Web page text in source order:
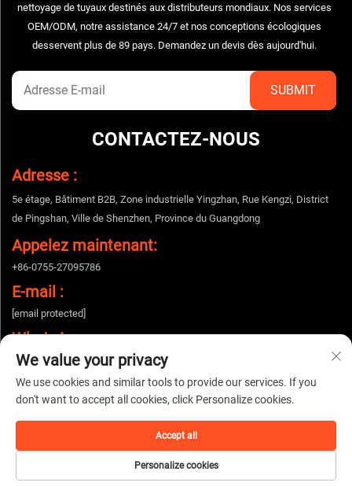
nettoyage de tuyaux destinés aux distributeurs mondiaux. Nos services
OEM/ODM, notre assistance 24/7 et nos conceptions écologiques
desservent plus de 89 pays. Demandez un devis dès aujourd'hui.
CONTACTEZ-NOUS
Adresse :
5e étage, Bâtiment B2B, Zone industrielle Yingzhan, Rue Kengzi, District
de Pingshan, Ville de Shenzhen, Province du Guangdong
Appelez maintenant:
+86-0755-27095786
E-mail :
[email protected]
WhatsApp :
+86-15112424643
Tous droits réservés. |
Politique de confidentialité
We value your privacy
We use cookies and similar tools to provide our services. If you
don't want to accept all cookies, click Personalize cookies.
Personalize cookies
Accept all